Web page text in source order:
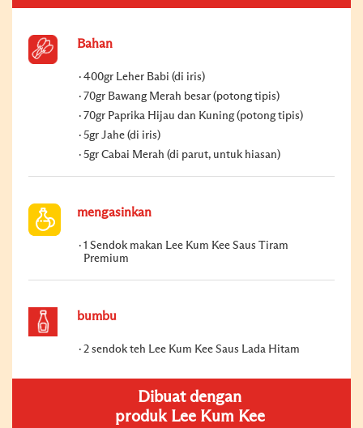
Bahan
400gr Leher Babi (di iris)
70gr Bawang Merah besar (potong tipis)
70gr Paprika Hijau dan Kuning (potong tipis)
5gr Jahe (di iris)
5gr Cabai Merah (di parut, untuk hiasan)
mengasinkan
1 Sendok makan Lee Kum Kee Saus Tiram
Premium
bumbu
2 sendok teh Lee Kum Kee Saus Lada Hitam
Dibuat dengan
produk Lee Kum Kee